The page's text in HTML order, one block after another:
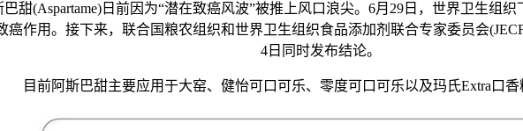
日前因为“潜在致癌风波”被推上风口浪尖。6月29日，世界卫生组织
作用。接下来，联合国粮农组织和世界卫生组织食品添加剂联合专家委员会
4日同时发布结论。
目前阿斯巴甜主要应用于大窑、健怡可口可乐、零度可口可乐以及玛氏Extra口香